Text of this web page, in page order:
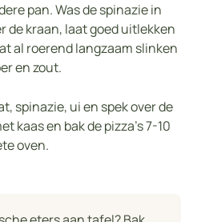
pan. Was de spinazie in
de kraan, laat goed uitlekken
al roerend langzaam slinken
en zout.
spinazie, ui en spek over de
kaas en bak de pizza's 7-10
oven.